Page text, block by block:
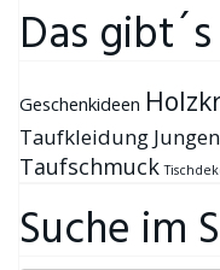
Das
Geschenkideen
Taufkleidung Jungen
Taufschmuck
Suche im